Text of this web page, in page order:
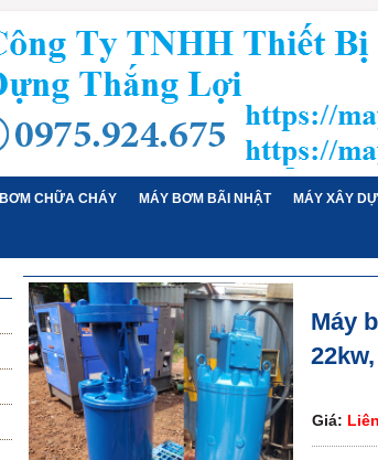
BƠM CHỮA CHÁY MÁY BƠM BÃI NHẬT MÁY XÂY
Máy
Giá: